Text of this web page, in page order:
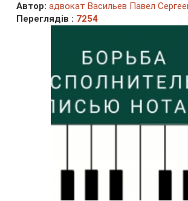
Автор: адвокат Васильев Павел
Переглядів : 7254